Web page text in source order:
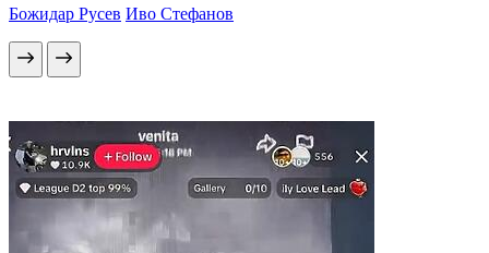
Божидар Русев Иво Стефанов